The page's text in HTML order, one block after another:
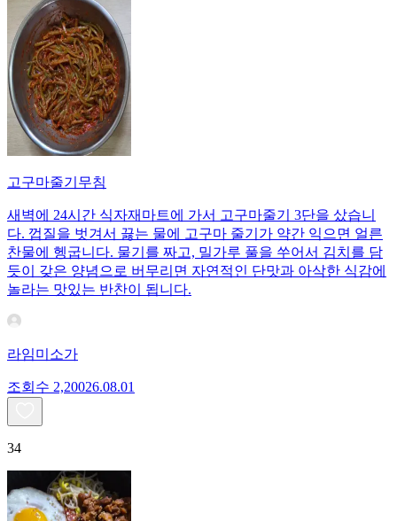
고구마줄기무침
새벽에 24시간 식자재마트에 가서 고구마줄기 3단을 샀습니
다. 껍질을 벗겨서 끓는 물에 고구마 줄기가 약간 익으면 얼른
찬물에 헹굽니다. 물기를 짜고, 밀가루 풀을 쑤어서 김치를 담
듯이 갖은 양념으로 버무리면 자연적인 단맛과 아삭한 식감에
놀라는 맛있는 반찬이 됩니다.
라임미소가
조회수 2,20026.08.01
34